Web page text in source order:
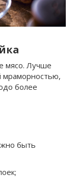
мясо. Лучше
мраморностью,
более
быть